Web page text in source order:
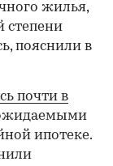
жилья,
степени
пояснили в
почти в
ожидаемыми
ипотеке.